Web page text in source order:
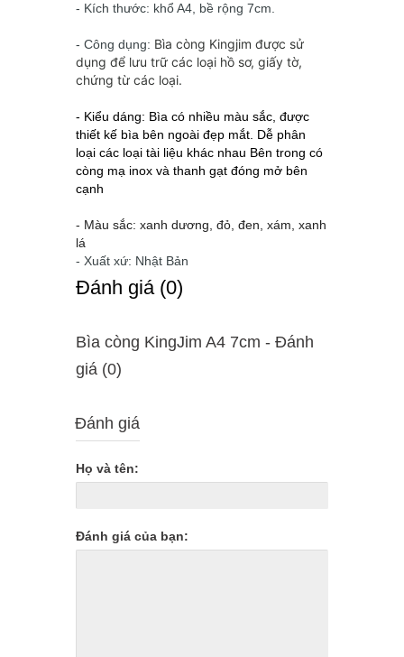
- Kích thước: khổ A4, bề rộng 7cm.
- Công dụng: Bìa còng Kingjim được sử
dụng để lưu trữ các loại hồ sơ, giấy tờ,
chứng từ các loại.
- Kiểu dáng: Bìa có nhiều màu sắc, được
thiết kế bìa bên ngoài đẹp mắt. Dễ phân
loại các loại tài liệu khác nhau Bên trong có
còng mạ inox và thanh gạt đóng mở bên
cạnh
- Màu sắc: xanh dương, đỏ, đen, xám, xanh
lá
- Xuất xứ: Nhật Bản
Ðánh giá (0)
Bìa còng KingJim A4 7cm - Ðánh
giá (0)
Đánh giá
Họ và tên:
Đánh giá của bạn: